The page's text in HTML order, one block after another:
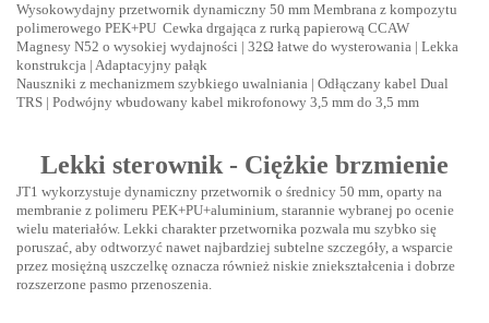
Wysokowydajny przetwornik dynamiczny 50 mm Membrana z kompozytu
polimerowego PEK+PU Cewka drgająca z rurką papierową CCAW
Magnesy N52 o wysokiej wydajności | 32Ω łatwe do wysterowania | Lekka
konstrukcja | Adaptacyjny pałąk
Nauszniki z mechanizmem szybkiego uwalniania | Odłączany kabel Dual
TRS | Podwójny wbudowany kabel mikrofonowy 3,5 mm do 3,5 mm
Lekki sterownik - Ciężkie brzmienie
JT1 wykorzystuje dynamiczny przetwornik o średnicy 50 mm, oparty na
membranie z polimeru PEK+PU+aluminium, starannie wybranej po ocenie
wielu materiałów. Lekki charakter przetwornika pozwala mu szybko się
poruszać, aby odtworzyć nawet najbardziej subtelne szczegóły, a wsparcie
przez mosiężną uszczelkę oznacza również niskie zniekształcenia i dobrze
rozszerzone pasmo przenoszenia.